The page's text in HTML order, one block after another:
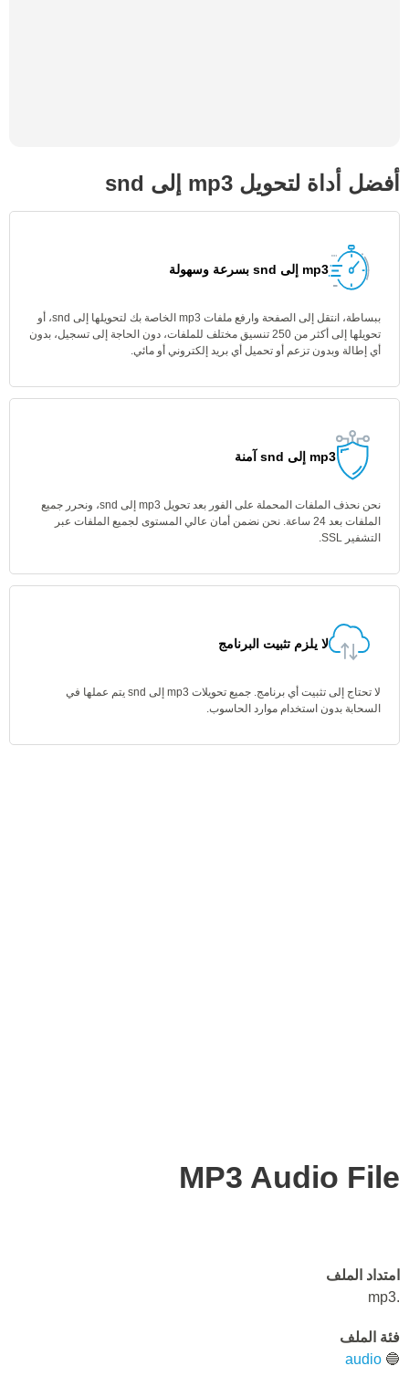
أفضل أداة لتحويل mp3 إلى snd
mp3 إلى snd بسرعة وسهولة
ببساطة، انتقل إلى الصفحة وارفع ملفات mp3 الخاصة بك لتحويلها إلى snd، أو
تحويلها إلى أكثر من 250 تنسيق مختلف للملفات، دون الحاجة إلى تسجيل، بدون
أي إطالة وبدون تزعم أو تحميل أي بريد إلكتروني أو مائي.
mp3 إلى snd آمنة
نحن نحذف الملفات المحملة على الفور بعد تحويل mp3 إلى snd، ونحرر جميع
الملفات بعد 24 ساعة. نحن نضمن أمان عالي المستوى لجميع الملفات عبر
التشفير SSL.
لا يلزم تثبيت البرنامج
لا تحتاج إلى تثبيت أي برنامج. جميع تحويلات mp3 إلى snd يتم عملها في
السحابة بدون استخدام موارد الحاسوب.
MP3 Audio File
امتداد الملف
.mp3
فئة الملف
🔵
audio